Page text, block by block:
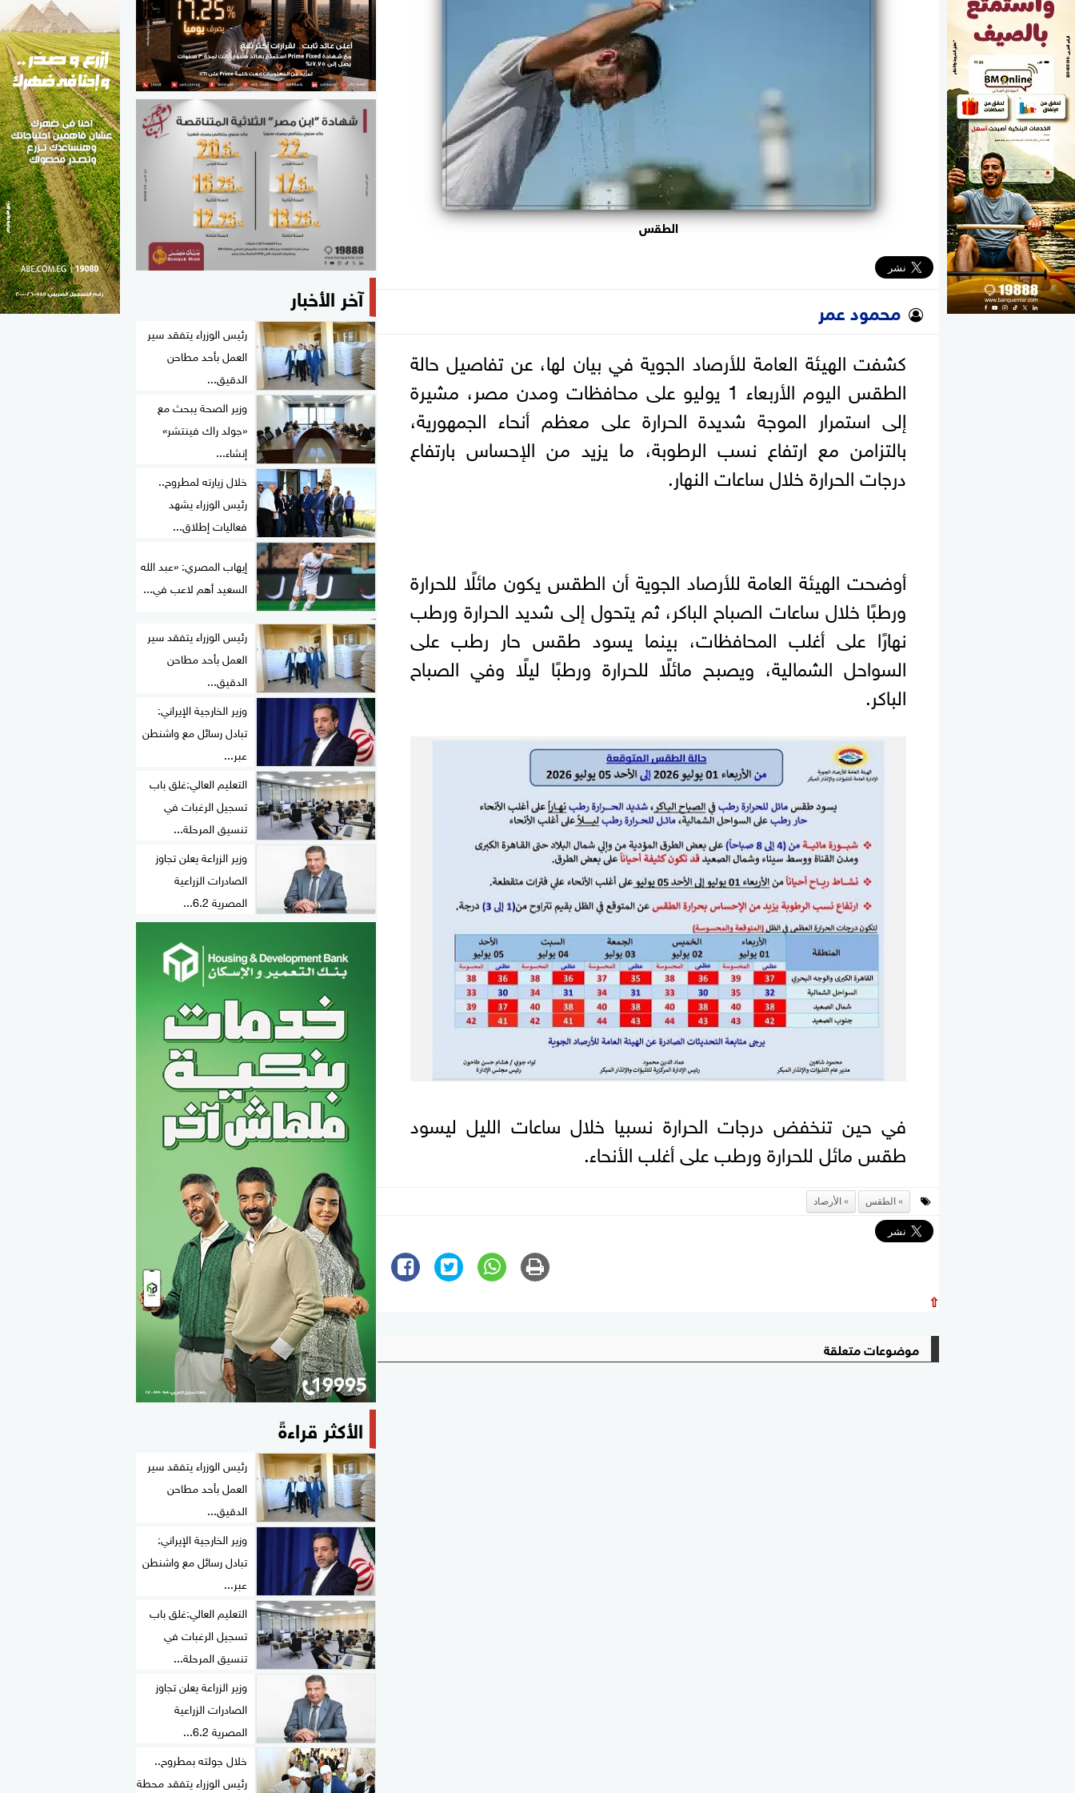
مواهب مصر
الطقس
محمود عمر
كشفت الهيئة العامة للأرصاد الجوية في بيان لها، عن تفاصيل حالة
الطقس اليوم الأربعاء 1 يوليو على محافظات ومدن مصر، مشيرة
إلى استمرار الموجة شديدة الحرارة على معظم أنحاء الجمهورية،
بالتزامن مع ارتفاع نسب الرطوبة، ما يزيد من الإحساس بارتفاع
درجات الحرارة خلال ساعات النهار.
أوضحت الهيئة العامة للأرصاد الجوية أن الطقس يكون مائلًا للحرارة
ورطبًا خلال ساعات الصباح الباكر، ثم يتحول إلى شديد الحرارة ورطب
نهارًا على أغلب المحافظات، بينما يسود طقس حار رطب على
السواحل الشمالية، ويصبح مائلًا للحرارة ورطبًا ليلًا وفي الصباح
الباكر.
في حين تنخفض درجات الحرارة نسبيا خلال ساعات الليل ليسود
طقس مائل للحرارة ورطب على أغلب الأنحاء.
الطقس الأرصاد
⇧
موضوعات متعلقة
آخر الأخبار
رئيس الوزراء يتفقد سير
العمل بأحد مطاحن
الدقيق...
وزير الصحة يبحث مع
«جولد راك فينتشر»
إنشاء...
خلال زيارته لمطروح..
رئيس الوزراء يشهد
فعاليات إطلاق...
إيهاب المصري: «عبد الله
السعيد أهم لاعب في...
رئيس الوزراء يتفقد سير
العمل بأحد مطاحن
الدقيق...
وزير الخارجية الإيراني:
تبادل رسائل مع واشنطن
عبر...
التعليم العالي:غلق باب
تسجيل الرغبات في
تنسيق المرحلة...
وزير الزراعة يعلن تجاوز
الصادرات الزراعية
المصرية 6.2...
الأكثر قراءةً
رئيس الوزراء يتفقد سير
العمل بأحد مطاحن
الدقيق...
وزير الخارجية الإيراني:
تبادل رسائل مع واشنطن
عبر...
التعليم العالي:غلق باب
تسجيل الرغبات في
تنسيق المرحلة...
وزير الزراعة يعلن تجاوز
الصادرات الزراعية
المصرية 6.2...
خلال جولته بمطروح..
رئيس الوزراء يتفقد محطة